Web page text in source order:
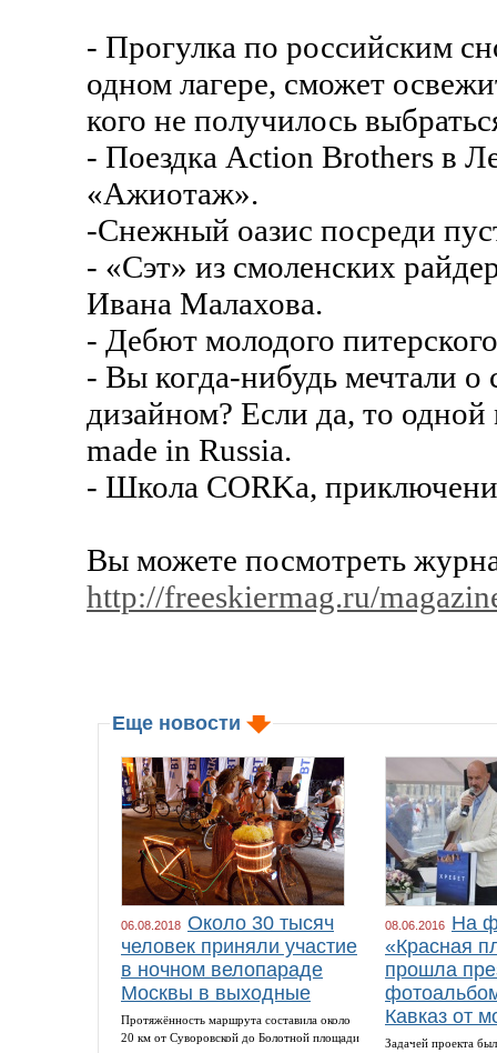
- Прогулка по российским
одном лагере, сможет
кого не получилось
- Поездка Action Brothers в
«Ажиотаж».
-Снежный оазис посреди
- «Cэт» из смоленских
Ивана Малахова.
- Дебют молодого
- Вы когда-нибудь мечтали
дизайном? Если да, то
made in Russia.
- Школа CORKа,
Вы можете посмотреть
http://freeskiermag.ru/
Еще новости
06.08.2018 Около 30 тысяч
человек приняли участие
в ночном велопараде
Москвы в выходные
Протяжённость маршрута составила около
20 км от Суворовской до Болотной площади
08.06.2016 На
«Красная
прошла
Кавказ от
Задачей проекта